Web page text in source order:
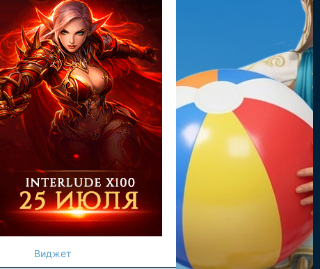
Виджет